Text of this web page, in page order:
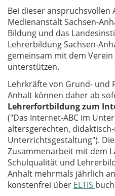
Bei dieser anspruchsvollen
Medienanstalt Sachsen-
Bildung und das
Lehrerbildung Sachsen-
gemeinsam mit dem Verein
unterstützen.
Lehrkräfte von Grund- und
Anhalt können daher ab
Lehrerfortbildung zum
("Das Internet-ABC im
altersgerechten,
Unterrichtsgestaltung").
Zusammenarbeit mit dem
Schulqualität und
Anhalt mehrmals jährlich
konstenfrei über ELTIS